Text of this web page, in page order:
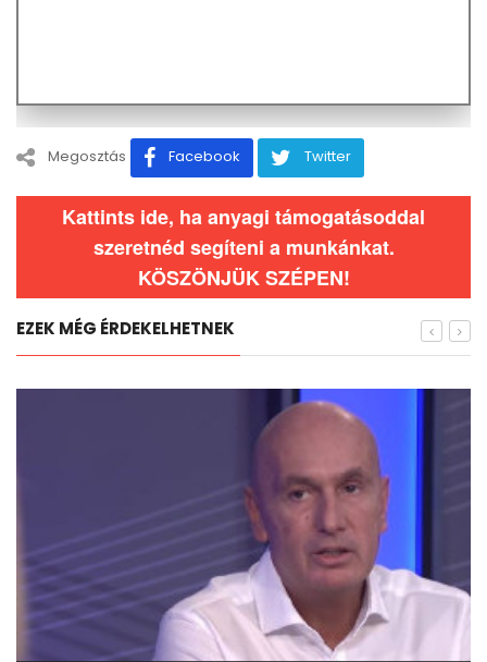
Megosztás Facebook Twitter
Kattints ide, ha anyagi támogatásoddal
szeretnéd segíteni a munkánkat.
KÖSZÖNJÜK SZÉPEN!
EZEK MÉG ÉRDEKELHETNEK